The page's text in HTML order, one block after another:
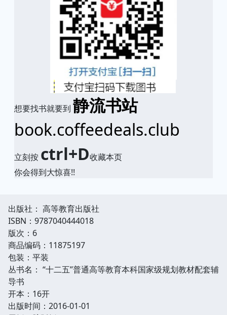
想要找书就要到 静流书站
book.coffeedeals.club
立刻按 ctrl+D收藏本页
你会得到大惊喜!!
出版社： 高等教育出版社
ISBN：9787040444018
版次：6
商品编码：11875197
包装：平装
丛书名： “十二五”普通高等教育本科国家级规划教材配套辅
导书
开本：16开
出版时间：2016-01-01